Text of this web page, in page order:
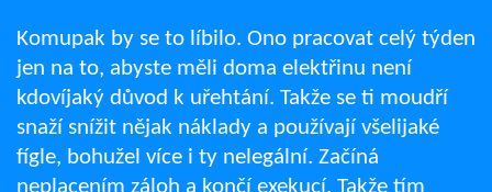
Komupak by se to líbilo. Ono pracovat celý týden
jen na to, abyste měli doma elektřinu není
kdovíjaký důvod k uřehtání. Takže se ti moudří
snaží snížit nějak náklady a používají všelijaké
fígle, bohužel více i ty nelegální. Začíná
neplacením záloh a končí exekucí. Takže tím